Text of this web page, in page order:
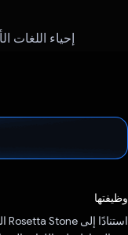
إحياء اللغات
وظيفتها